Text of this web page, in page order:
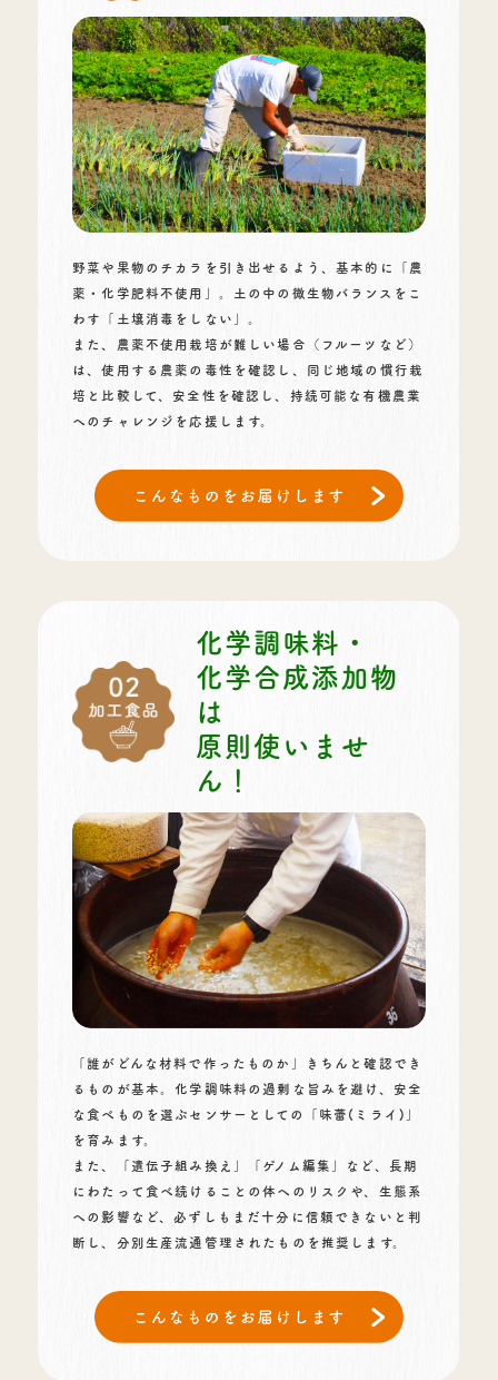
野菜や果物のチカラを引き出せるよう、基本的に「農
薬・化学肥料不使用」。土の中の微生物バランスをこ
わす「土壌消毒をしない」。
また、農薬不使用栽培が難しい場合（フルーツなど）
は、使用する農薬の毒性を確認し、同じ地域の慣行栽
培と比較して、安全性を確認し、持続可能な有機農業
へのチャレンジを応援します。
化学調味料・
化学合成添加物
は
原則使いませ
ん！
「誰がどんな材料で作ったものか」きちんと確認でき
るものが基本。化学調味料の過剰な旨みを避け、安全
な食べものを選ぶセンサーとしての「味蕾(ミライ)」
を育みます。
また、「遺伝子組み換え」「ゲノム編集」など、長期
にわたって食べ続けることの体へのリスクや、生態系
への影響など、必ずしもまだ十分に信頼できないと判
断し、分別生産流通管理されたものを推奨します。